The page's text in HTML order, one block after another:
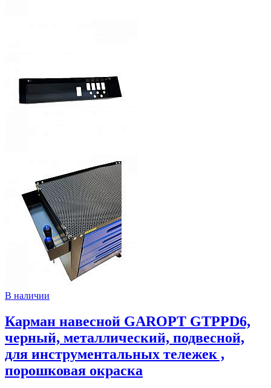
В наличии
Карман навесной GAROPT GTPPD6,
черный, металлический, подвесной,
для инструментальных тележек ,
порошковая окраска